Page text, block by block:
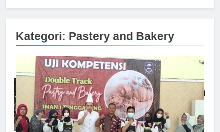
SISWA SMASGA JUARA FLS2N
DI TINGKAT KABUPATEN
BERITA DESAIN GRAFIS
Kategori: Pastery and Bakery